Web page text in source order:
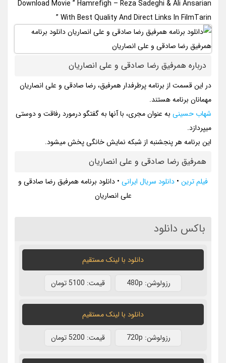
Download Movie ” Hamrefigh – Reza Sadeghi & Ali Ansarian
” With Best Quality And Direct Links In FilmTarin
درباره همرفیق رضا صادقی و علی انصاریان
در این قسمت از برنامه پرطرفدار همرفیق، رضا صادقی و علی انصاریان
مهمانان برنامه هستند.
شهاب حسینی به عنوان مجری، با آنها به گفتگو درمورد رفاقت و دوستی
میپردازد.
این برنامه هر پنجشنبه از شبکه نمایش خانگی پخش میشود.
همرفیق رضا صادقی و علی انصاریان
فیلم ترین • دانلود سریال ایرانی • دانلود برنامه همرفیق رضا صادقی و
علی انصاریان
باکس دانلود
دانلود با لينک مستقيم
رزولوشن: 480p قيمت: 5100 تومان
دانلود با لينک مستقيم
رزولوشن: 720p قيمت: 5200 تومان